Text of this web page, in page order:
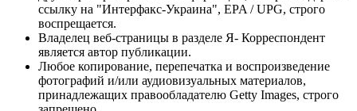
ссылку на "Интерфакс-Украина", EPA / UPG, строго
воспрещается.
Владелец веб-страницы в разделе Я- Корреспондент
является автор публикации.
Любое копирование, перепечатка и воспроизведение
фотографий и/или аудиовизуальных материалов,
принадлежащих правообладателю Getty Images, строго